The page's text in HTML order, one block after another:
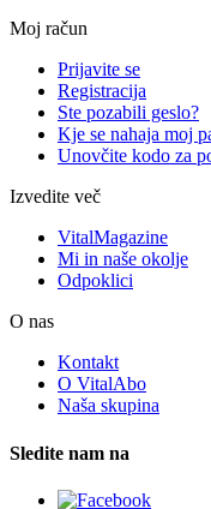
Moj račun
Prijavite se
Registracija
Ste pozabili geslo?
Kje se nahaja moj
Unovčite kodo za
Izvedite več
VitalMagazine
Mi in naše okolje
Odpoklici
O nas
Kontakt
O VitalAbo
Naša skupina
Sledite nam na